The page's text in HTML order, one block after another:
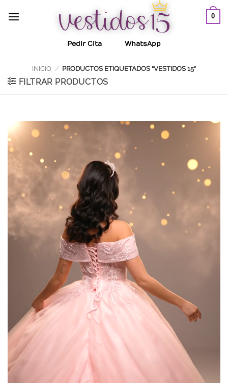
0
Pedir Cita WhatsApp
INICIO / PRODUCTOS ETIQUETADOS “VESTIDOS 15”
FILTRAR PRODUCTOS